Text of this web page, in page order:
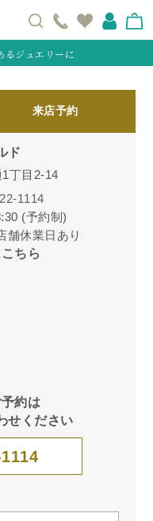
るジュエリーに
来店予約
ド
丁目2-14
1114
(予約制)
舗休業日あり
ちら
約は
せください